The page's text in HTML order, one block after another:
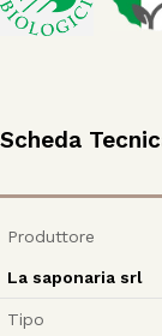
Scheda
Produttore
La saponaria srl
Tipo